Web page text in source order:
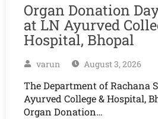
Organ Donation
at LN Ayurved
Hospital, Bhopal
varun August 3, 2026
The Department of Rachana
Ayurved College & Hospital,
Organ Donation…